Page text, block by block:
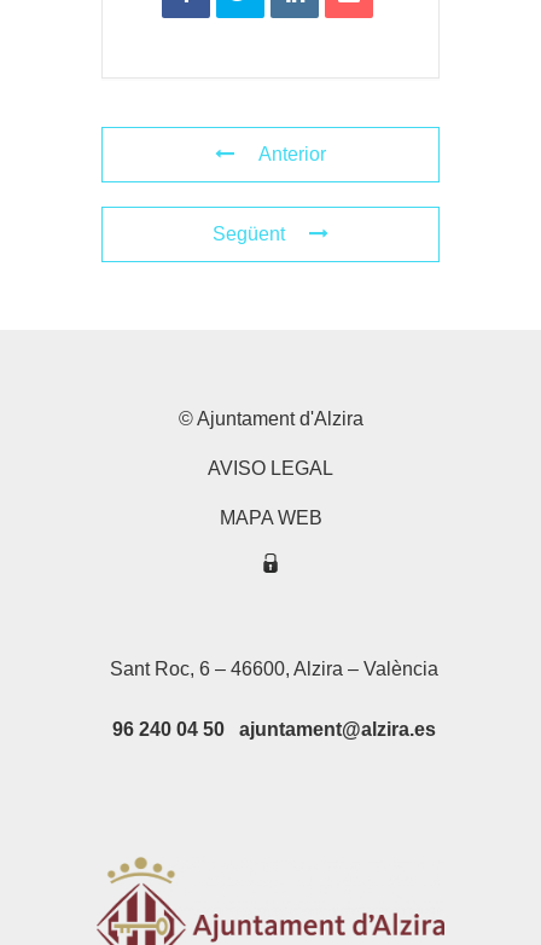
Anterior
Següent
© Ajuntament d'Alzira
AVISO LEGAL
MAPA WEB
Sant Roc, 6 – 46600, Alzira – València
96 240 04 50 ajuntament@alzira.es